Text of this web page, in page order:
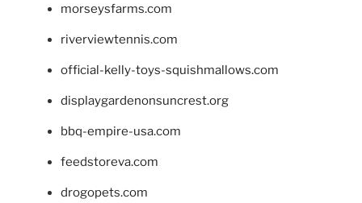
morseysfarms.com
riverviewtennis.com
official-kelly-toys-squishmallows.com
displaygardenonsuncrest.org
bbq-empire-usa.com
feedstoreva.com
drogopets.com